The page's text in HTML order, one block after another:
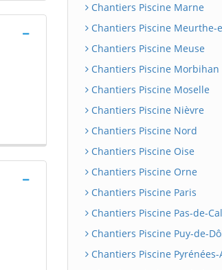
Chantiers Piscine Marne
Chantiers Piscine Meurthe-
Chantiers Piscine Meuse
Chantiers Piscine Morbihan
Chantiers Piscine Moselle
Chantiers Piscine Nièvre
Chantiers Piscine Nord
Chantiers Piscine Oise
Chantiers Piscine Orne
Chantiers Piscine Paris
Chantiers Piscine Pas-de-
Chantiers Piscine Puy-de-
Chantiers Piscine